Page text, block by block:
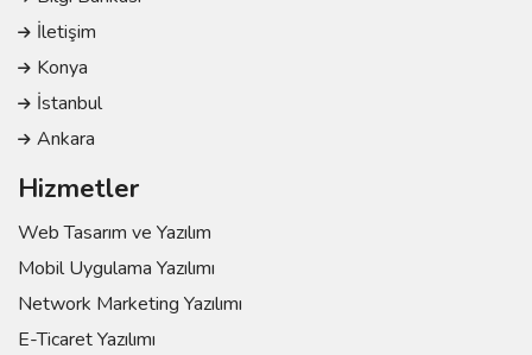
İletişim
Konya
İstanbul
Ankara
Hizmetler
Web Tasarım ve Yazılım
Mobil Uygulama Yazılımı
Network Marketing Yazılımı
E-Ticaret Yazılımı